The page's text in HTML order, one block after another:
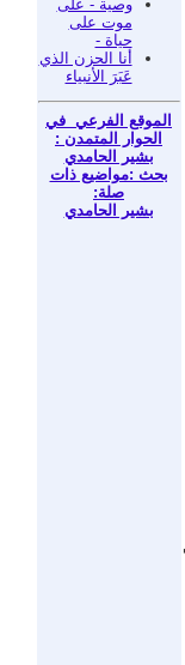
وصية - على
موت على
حياة -
أنا الحزن الذي
عَبَرَ الأنبياء
الموقع الفرعي في
الحوار المتمدن :
بشير الحامدي
بحث :مواضيع ذات
صلة:
بشير الحامدي